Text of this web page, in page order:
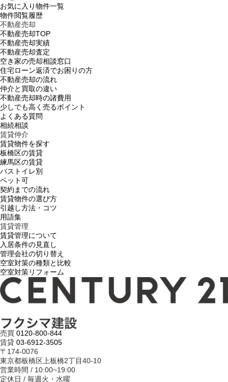
お気に入り物件一覧
物件閲覧履歴
不動産売却
不動産売却TOP
不動産売却実績
不動産売却査定
空き家の売却相談窓口
住宅ローン返済でお困りの方
不動産売却の流れ
仲介と買取の違い
不動産売却時の諸費用
少しでも高く売るポイント
よくある質問
相続相談
賃貸仲介
賃貸物件を探す
板橋区の賃貸
練馬区の賃貸
バストイレ別
ペット可
契約までの流れ
賃貸物件の選び方
引越し方法・コツ
用語集
賃貸管理
賃貸管理について
入居条件の見直し
管理会社の切り替え
空室対策の種類と比較
空室対策リフォーム
売買 0120-800-844
賃貸 03-6912-3505
〒174-0076
東京都板橋区上板橋2丁目40-10
営業時間 / 10:00~19:00
定休日 / 毎週火・水曜